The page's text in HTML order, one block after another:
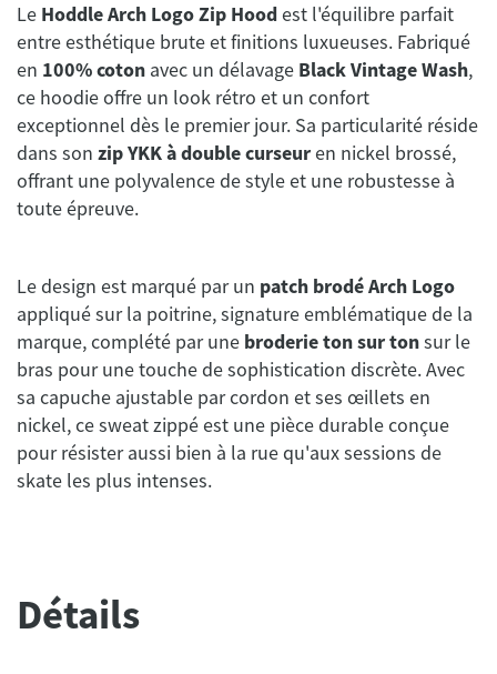
Le Hoddle Arch Logo Zip Hoodest l'équilibre parfait
entre esthétique brute et finitions luxueuses. Fabriqué
en 100% coton avec un délavage Black Vintage Wash,
ce hoodie offre un look rétro et un confort
exceptionnel dès le premier jour. Sa particularité réside
dans son zip YKK à double curseuren nickel brossé,
offrant une polyvalence de style et une robustesse à
toute épreuve.
Le design est marqué par un patch brodé Arch Logo
appliqué sur la poitrine, signature emblématique de la
marque, complété par une broderie ton sur tonsur le
bras pour une touche de sophistication discrète. Avec
sa capuche ajustable par cordon et ses œillets en
nickel, ce sweat zippé est une pièce durable conçue
pour résister aussi bien à la rue qu'aux sessions de
skate les plus intenses.
Détails